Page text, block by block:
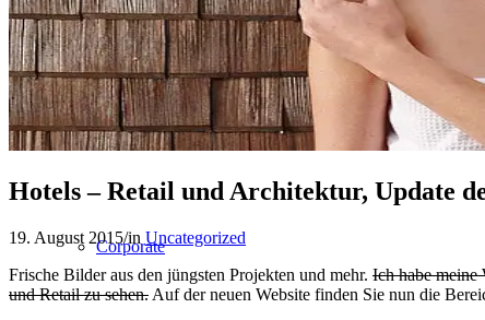
People
Lifestyle
Corporate
Hotels – Retail und Architektur, Update
19. August 2015/in Uncategorized
Frische Bilder aus den jüngsten Projekten und mehr. Ich habe
und Retail zu sehen. Auf der neuen Website finden Sie nun die